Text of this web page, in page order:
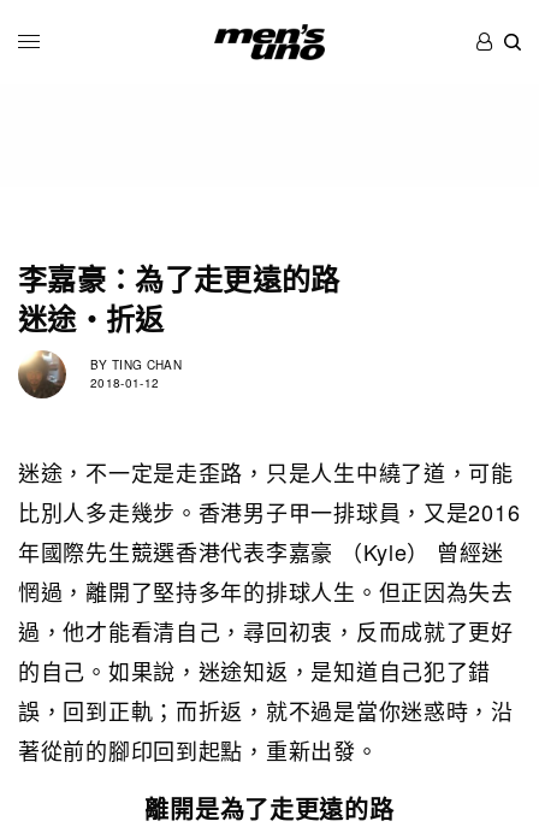
李嘉豪：為了走更遠的路
迷途‧折返
BY TING CHAN
2018-01-12
迷途，不一定是走歪路，只是人生中繞了道，可能
比別人多走幾步。香港男子甲一排球員，又是2016
年國際先生競選香港代表李嘉豪 （Kyle） 曾經迷
惘過，離開了堅持多年的排球人生。但正因為失去
過，他才能看清自己，尋回初衷，反而成就了更好
的自己。如果說，迷途知返，是知道自己犯了錯
誤，回到正軌；而折返，就不過是當你迷惑時，沿
著從前的腳印回到起點，重新出發。
離開是為了走更遠的路